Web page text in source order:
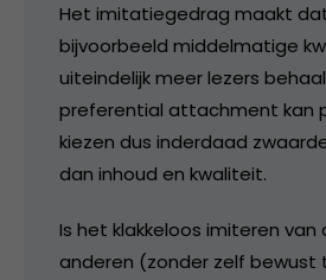
Het imitatiegedrag maakt
bijvoorbeeld middelmatige
uiteindelijk meer lezers
preferential attachment kan
kiezen dus inderdaad
dan inhoud en kwaliteit.
Is het klakkeloos imiteren van
anderen (zonder zelf bewust